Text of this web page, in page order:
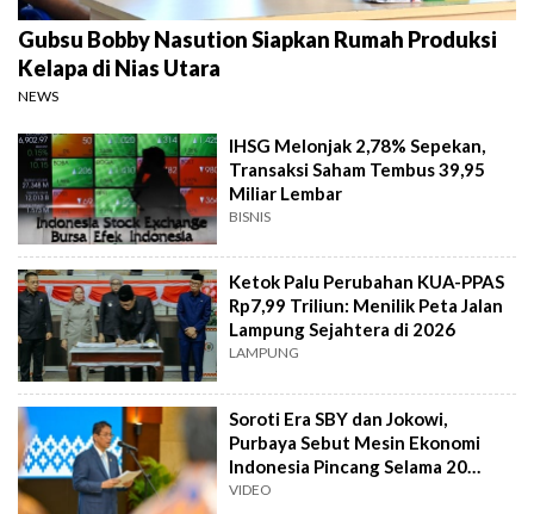
Gubsu Bobby Nasution Siapkan Rumah Produksi
Kelapa di Nias Utara
NEWS
IHSG Melonjak 2,78% Sepekan,
Transaksi Saham Tembus 39,95
Miliar Lembar
BISNIS
Ketok Palu Perubahan KUA-PPAS
Rp7,99 Triliun: Menilik Peta Jalan
Lampung Sejahtera di 2026
LAMPUNG
Soroti Era SBY dan Jokowi,
Purbaya Sebut Mesin Ekonomi
Indonesia Pincang Selama 20
Tahun
VIDEO